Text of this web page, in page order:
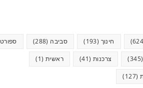
חינוך (193) סביבה (288) ספורט
(345) צרכנות(41) ראשית (1)
(127)